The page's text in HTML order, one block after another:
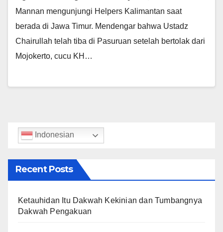
Mannan mengunjungi Helpers Kalimantan saat
berada di Jawa Timur. Mendengar bahwa Ustadz
Chairullah telah tiba di Pasuruan setelah bertolak dari
Mojokerto, cucu KH…
Indonesian
Recent Posts
Ketauhidan Itu Dakwah Kekinian dan Tumbangnya
Dakwah Pengakuan